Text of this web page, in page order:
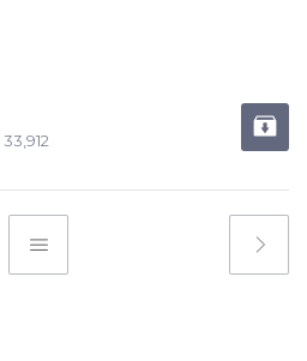
33,912